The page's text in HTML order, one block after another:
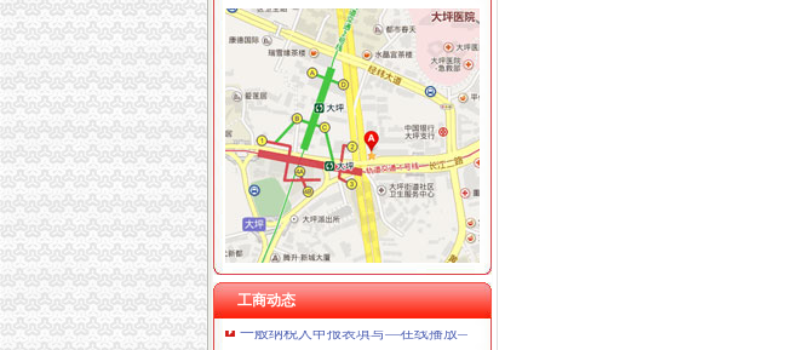
重庆奕欣锦诚商贸有限公司 渝九50万 （工商注册）
重庆信同广告有限公司 渝沙50万 （工商注册）
重庆三虹房地产营销策划有限公司
重庆宝鹰汽车销售有限公司
工商动态
一般纳税人申报表填写及关键点说明
2016新《增值税纳税申报表（一般纳税人适用）》及其附列资料
2016年营改增后一般纳税人申报表（样表）
一般纳税人申请书
增值税新版一般纳税人申报表填写热点问题_中华会计网校_税务网校
增值税一般纳税人申请书怎么写？_百度知道
6月申报期来了,新旧增值税一般纳税人填报关键点要知道！_搜狐其它
一般纳税人申报表及附表.xls
增值税一般纳税人申报表填写说明
2016新.《增值税纳税申报表（一般纳税人适用）》及其附列资料填
一般纳税人申报表填写.doc
一般纳税人申报表填写—在线播放—优酷网,高清在线观看
一般纳税人申报表下载|2017增值税一般纳税人申报表新版_附表四+